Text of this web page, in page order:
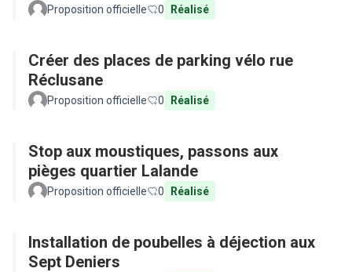
Proposition officielle 0 Réalisé
Créer des places de parking vélo rue
Réclusane
Proposition officielle 0 Réalisé
Stop aux moustiques, passons aux
pièges quartier Lalande
Proposition officielle 0 Réalisé
Installation de poubelles à déjection aux
Sept Deniers